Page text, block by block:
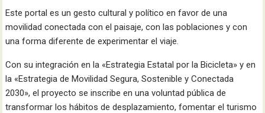
Este portal es un gesto cultural y político en favor de una
movilidad conectada con el paisaje, con las poblaciones y con
una forma diferente de experimentar el viaje.
Con su integración en la «Estrategia Estatal por la Bicicleta» y en
la «Estrategia de Movilidad Segura, Sostenible y Conectada
2030», el proyecto se inscribe en una voluntad pública de
transformar los hábitos de desplazamiento, fomentar el turismo